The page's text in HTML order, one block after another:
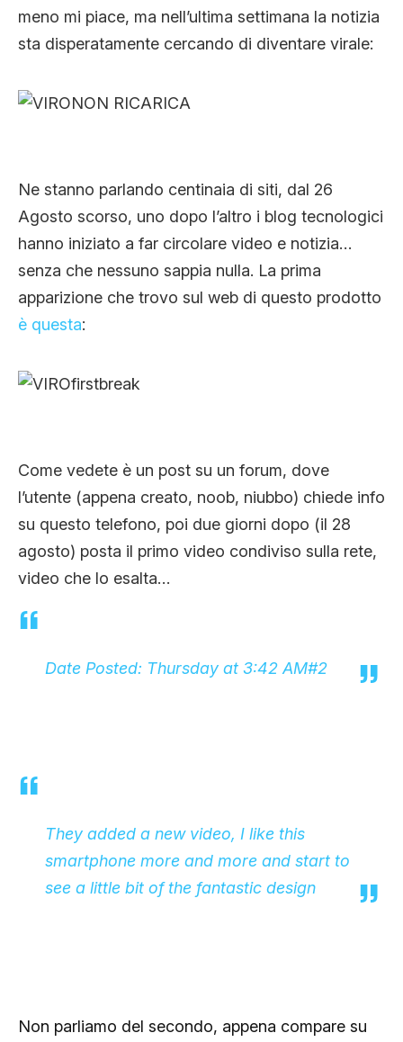
CLIMA ED ENERGIA
CONTATTI
meno mi piace, ma nell’ultima settimana la notizia
sta disperatamente cercando di diventare virale:
Ne stanno parlando centinaia di siti, dal 26
Agosto scorso, uno dopo l’altro i blog tecnologici
hanno iniziato a far circolare video e notizia…
senza che nessuno sappia nulla. La prima
apparizione che trovo sul web di questo prodotto
è questa:
Come vedete è un post su un forum, dove
l’utente (appena creato, noob, niubbo) chiede info
su questo telefono, poi due giorni dopo (il 28
agosto) posta il primo video condiviso sulla rete,
video che lo esalta…
Date Posted: Thursday at 3:42 AM#2
They added a new video, I like this
smartphone more and more and start to
see a little bit of the fantastic design
Non parliamo del secondo, appena compare su